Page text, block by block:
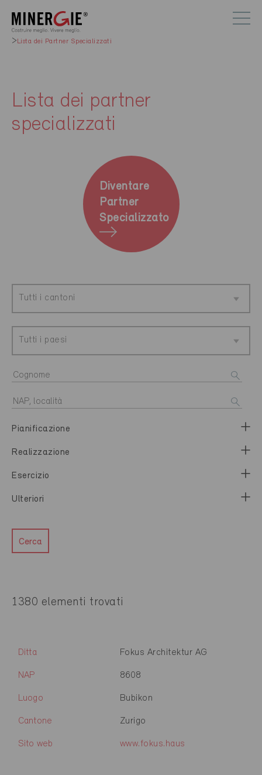
Lista dei Partner Specializzati
Lista dei partner
specializzati
Diventare
Partner
Specializzato
Tutti i cantoni
Tutti i paesi
Pianificazione
Realizzazione
Esercizio
Ulteriori
Cerca
1380 elementi trovati
Ditta Fokus Architektur AG
NAP 8608
Luogo Bubikon
Cantone Zurigo
Sito web www.fokus.haus